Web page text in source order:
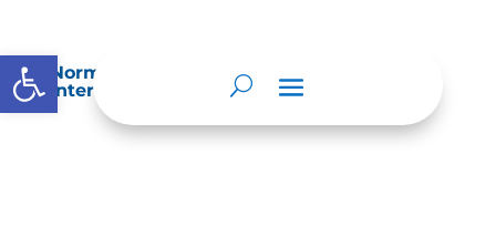
Abrir barra de herramientas
Normatividad especial que les aplique de
interés.